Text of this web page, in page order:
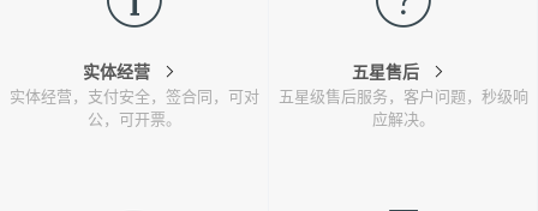
实体经营
实体经营，支付安全，签合同，可对
公，可开票。
五星售后
五星级售后服务，客户问题，秒级响
应解决。